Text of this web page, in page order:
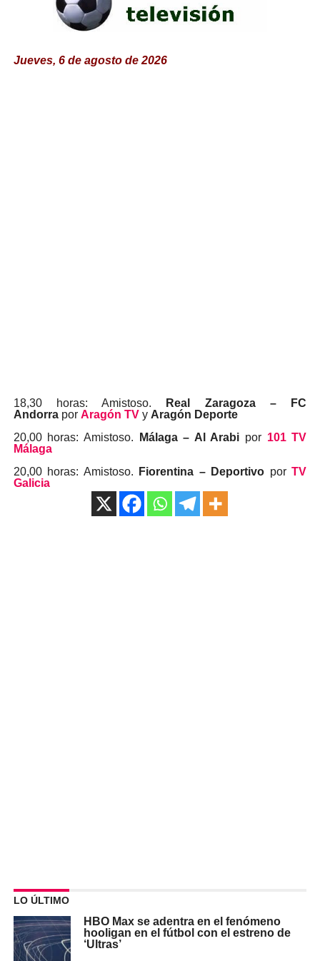
Jueves, 6 de agosto de 2026
18,30 horas: Amistoso.
Real Zaragoza – FC
Andorra por Aragón TVy Aragón Deporte
20,00 horas: Amistoso.
Málaga – Al Arabi por 101 TV
Málaga
20,00 horas: Amistoso.
Fiorentina – Deportivo porTV
Galicia
LO ÚLTIMO
HBO Max se adentra en el fenómeno
hooligan en el fútbol con el estreno de
‘Ultras’